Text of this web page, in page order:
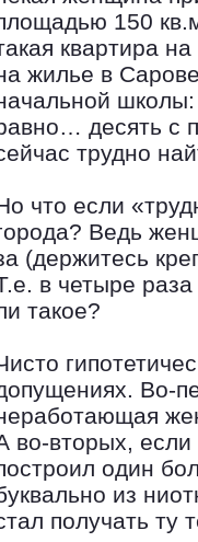
150
квартира
жилье в
десять с
трудно
что если
Ведь
(держитесь
в четыре
такое?
Во-
во-вторых, если
один
из
получать ту